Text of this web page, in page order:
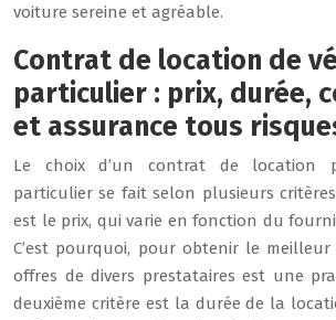
voiture sereine et agréable.
Contrat de location de
particulier : prix, durée,
et assurance tous
Le choix d’un contrat de location
particulier se fait selon plusieurs
est le prix, qui varie en fonction du
C’est pourquoi, pour obtenir le
offres de divers prestataires est une
deuxième critère est la durée de la